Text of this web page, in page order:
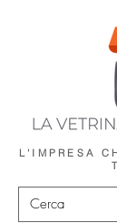
L'IMPRESA